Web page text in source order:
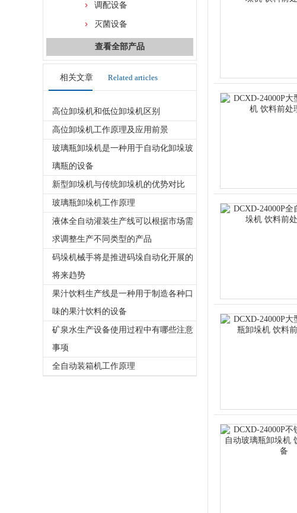
调配设备
灭菌设备
查看全部产品
相关文章 Related articles
高位卸垛机和低位卸垛机区别
高位卸垛机工作原理及应用前景
玻璃瓶卸垛机是一种用于自动化卸垛玻
璃瓶的设备
新型卸垛机与传统卸垛机的优势对比
玻璃瓶卸垛机工作原理
液体全自动灌装生产线可以根据市场需
求调整生产不同类型的产品
码垛机械手将是推进码垛自动化开展的
将来趋势
果汁饮料生产线是一种用于制造各种口
味的果汁饮料的设备
矿泉水生产设备使用过程中有哪些注意
事项
全自动装箱机工作原理